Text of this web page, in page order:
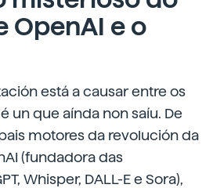
OpenAI e o
está a causar entre os
un que aínda non saíu. De
motores da revolución da
(fundadora das
Whisper, DALL-E e Sora),